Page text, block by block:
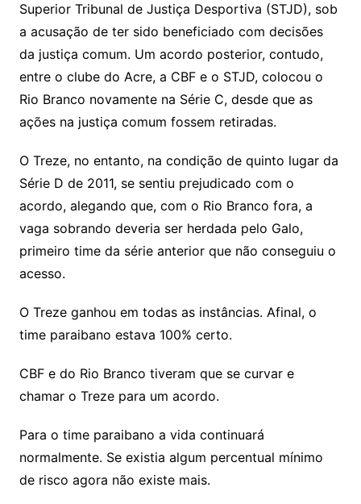
Superior Tribunal de Justiça Desportiva (STJD), sob
a acusação de ter sido beneficiado com decisões
da justiça comum. Um acordo posterior, contudo,
entre o clube do Acre, a CBF e o STJD, colocou o
Rio Branco novamente na Série C, desde que as
ações na justiça comum fossem retiradas.
O Treze, no entanto, na condição de quinto lugar da
Série D de 2011, se sentiu prejudicado com o
acordo, alegando que, com o Rio Branco fora, a
vaga sobrando deveria ser herdada pelo Galo,
primeiro time da série anterior que não conseguiu o
acesso.
O Treze ganhou em todas as instâncias. Afinal, o
time paraibano estava 100% certo.
CBF e do Rio Branco tiveram que se curvar e
chamar o Treze para um acordo.
Para o time paraibano a vida continuará
normalmente. Se existia algum percentual mínimo
de risco agora não existe mais.